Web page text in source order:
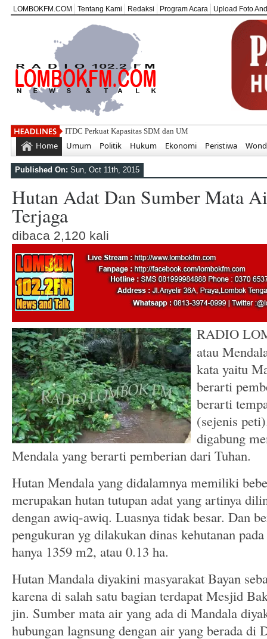
LOMBOKFM.COM Tentang Kami Redaksi Program Acara Upload Foto
ITDC Perkuat Kapasitas SDM dan UMKM untuk Pariwisata
Home Umum Politik Hukum Ekonomi Peristiwa
Published On: Sun, Oct 11th, 2015
Hutan Adat Dan Sumber Mata
Terjaga
dibaca 2,120 kali
RADIO
atau
kata yaitu
berarti
berarti
(sejenis
digabung
Mendala yang berarti pemberian dari Tuhan.
Hutan Mendala yang didalamnya memiliki
merupakan hutan tutupan adat yang artinya
dengan awiq-awiq. Luasnya tidak besar. Dan
pengukuran yg dilakukan dinas kehutanan
hanya 1359 m2, atau 0.13 ha.
Hutan Mandala diyakini masyarakat Bayan
karena di salah satu bagian terdapat Mesjid
jin. Sumber mata air yang ada di Mandala
hubungan lagnsung dengan air yang berada di